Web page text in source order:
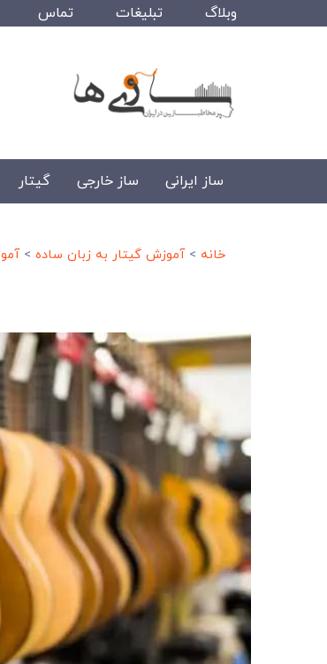
وبلاگ تبلیغات تماس
ساز ایرانی ساز خارجی گیتار
خانه >آموزش گیتار به زبان ساده>